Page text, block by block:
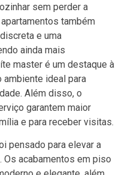
sem perder a
também
e uma
ainda mais
master é um destaque à
ambiente ideal para
Além disso, o
garantem maior
e para receber visitas.
pensado para elevar a
acabamentos em piso